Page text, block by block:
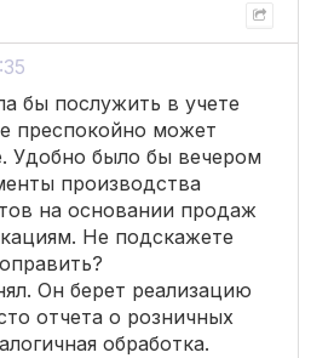
бы послужить в учете
преспокойно может
Удобно было бы вечером
производства
на основании продаж
Не подскажете
Он берет реализацию
отчета о розничных
обработка.